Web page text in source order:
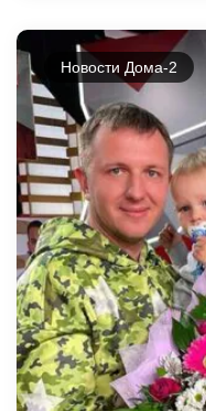
Новости Дома-2